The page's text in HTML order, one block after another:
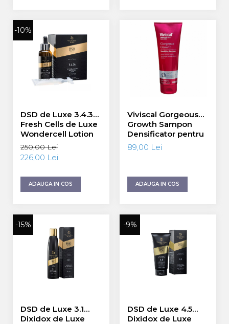
VIVISCAL
MEDIDERMA
SKINBETTER
CLINICCARE
SKIN TECH
ASCE Plus
DERMIA SOLUTION
Pure Balance
Energie & Performanta
Imunitate & Vitalitate
Longevitate & Regenerare
Superalimente & Detox
STRATPHARMA
ACNEE - ROZACEE
-10%
DSD de Luxe 3.4.3А
Fresh Cells de Luxe
Wondercell Lotion
Lotiune 50 ml + fiola
10 ml
250,00 Lei
226,00 Lei
ADAUGA IN COS
Viviscal Gorgeous
Growth Sampon
Densificator pentru
Femei 250 ml
89,00 Lei
ADAUGA IN COS
-15%
DSD de Luxe 3.1
Dixidox de Luxe
-9%
DSD de Luxe 4.5
Dixidox de Luxe